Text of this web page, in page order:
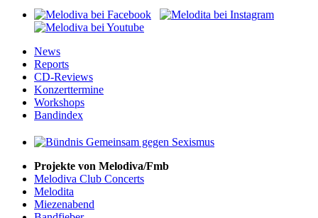
News
Reports
CD-Reviews
Konzerttermine
Workshops
Bandindex
Projekte von Melodiva/Fmb
Melodiva Club Concerts
Melodita
Miezenabend